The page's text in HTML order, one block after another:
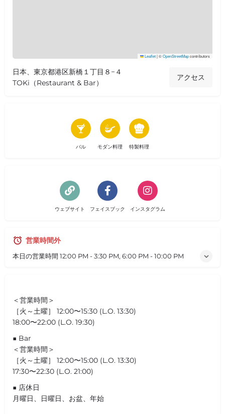
Leaflet|©OpenStreetMapcontributors
日本、東京都港区新橋１丁目８−４
TOKi（Restaurant & Bar）
アクセス
バル モダン料理 特製料理
ウェブサイト フェイスブック インスタグラム
営業時間外
本日の営業時間 12:00 PM - 3:30 PM, 6:00 PM - 10:00 PM
＜営業時間＞
［火～土曜］ 12:00〜15:30 (L.O. 13:30)
18:00〜22:00 (L.O. 19:30)
■ Bar
＜営業時間＞
［火～土曜］ 12:00〜15:00 (L.O. 13:30)
17:30〜22:30 (L.O. 21:00)
■ 店休日
月曜日、日曜日、お盆、年始